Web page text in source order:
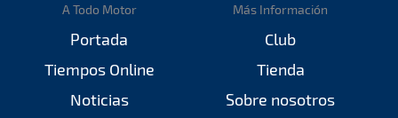
A Todo Motor
Portada
Tiempos Online
Noticias
Más Información
Club
Tienda
Sobre nosotros